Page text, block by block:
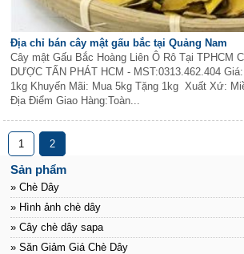
Địa chỉ bán cây mật gấu bắc tại Quảng Nam
Cây mật Gấu Bắc Hoàng Liên Ô Rô Tại TPHCM
DƯỢC TẤN PHÁT HCM - MST:0313.462.404
1kg Khuyến Mãi: Mua 5kg Tặng 1kg Xuất Xứ:
Địa Điểm Giao Hàng:Toàn...
1 2
Sản phẩm
» Chè Dây
» Hình ảnh chè dây
» Cây chè dây sapa
» Săn Giảm Giá Chè Dây